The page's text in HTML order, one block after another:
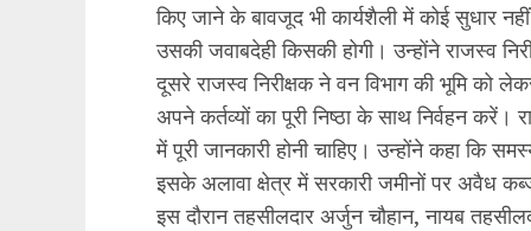
किए जाने के बावजूद भी कार्यशैली में कोई सुधार
उसकी जवाबदेही किसकी होगी। उन्होंने राजस्व
दूसरे राजस्व निरीक्षक ने वन विभाग की भूमि को
अपने कर्तव्यों का पूरी निष्ठा के साथ निर्वहन करें।
में पूरी जानकारी होनी चाहिए। उन्होंने कहा कि
इसके अलावा क्षेत्र में सरकारी जमीनों पर अवैध
इस दौरान तहसीलदार अर्जुन चौहान, नायब